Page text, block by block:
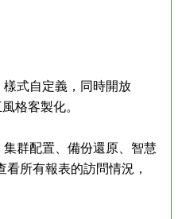
式自定義，同時開放
格客製化。
群配置、備份還原、智慧
所有報表的訪問情況，